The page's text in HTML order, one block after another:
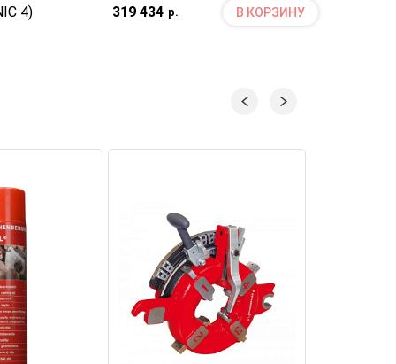
4) 319 434 р. В КОРЗИНУ